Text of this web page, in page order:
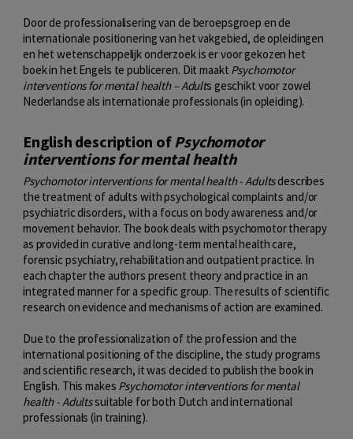
Door de professionalisering van de beroepsgroep en de
internationale positionering van het vakgebied, de opleidingen
en het wetenschappelijk onderzoek is er voor gekozen het
boek in het Engels te publiceren. Dit maakt Psychomotor
interventions for mental health – Adults geschikt voor zowel
Nederlandse als internationale professionals (in opleiding).
English description of Psychomotor
interventions for mental health
Psychomotor interventions for mental health - Adultsdescribes
the treatment of adults with psychological complaints and/or
psychiatric disorders, with a focus on body awareness and/or
movement behavior. The book deals with psychomotor therapy
as provided in curative and long-term mental health care,
forensic psychiatry, rehabilitation and outpatient practice. In
each chapter the authors present theory and practice in an
integrated manner for a specific group. The results of scientific
research on evidence and mechanisms of action are examined.
Due to the professionalization of the profession and the
international positioning of the discipline, the study programs
and scientific research, it was decided to publish the book in
English. This makes Psychomotor interventions for mental
health - Adultssuitable for both Dutch and international
professionals (in training).